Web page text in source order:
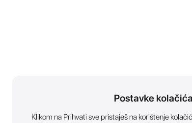
Postavke kolačića
Klikom na Prihvati sve pristaješ na korištenje